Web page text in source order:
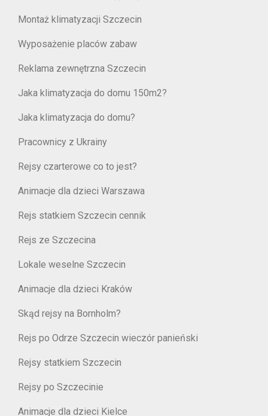
Montaż klimatyzacji Szczecin
Wyposażenie placów zabaw
Reklama zewnętrzna Szczecin
Jaka klimatyzacja do domu 150m2?
Jaka klimatyzacja do domu?
Pracownicy z Ukrainy
Rejsy czarterowe co to jest?
Animacje dla dzieci Warszawa
Rejs statkiem Szczecin cennik
Rejs ze Szczecina
Lokale weselne Szczecin
Animacje dla dzieci Kraków
Skąd rejsy na Bornholm?
Rejs po Odrze Szczecin wieczór panieński
Rejsy statkiem Szczecin
Rejsy po Szczecinie
Animacje dla dzieci Kielce